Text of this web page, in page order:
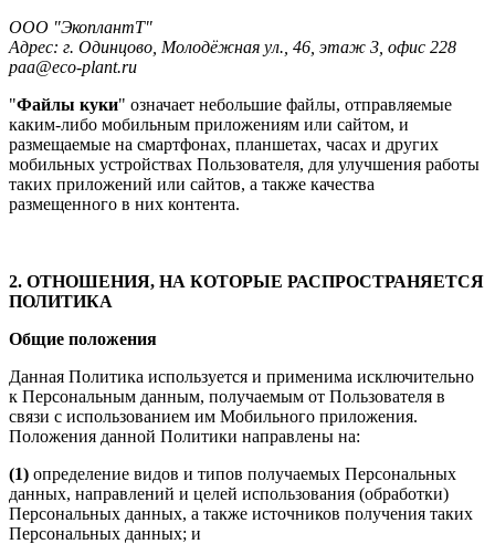
ООО "ЭкоплантТ"
Адрес: г. Одинцово, Молодёжная ул., 46, этаж 3, офис 228
paa@eco-plant.ru
"Файлы куки" означает небольшие файлы, отправляемые
каким-либо мобильным приложениям или сайтом, и
размещаемые на смартфонах, планшетах, часах и других
мобильных устройствах Пользователя, для улучшения работы
таких приложений или сайтов, а также качества
размещенного в них контента.
2. ОТНОШЕНИЯ, НА КОТОРЫЕ РАСПРОСТРАНЯЕТСЯ
ПОЛИТИКА
Общие положения
Данная Политика используется и применима исключительно
к Персональным данным, получаемым от Пользователя в
связи с использованием им Мобильного приложения.
Положения данной Политики направлены на:
(1) определение видов и типов получаемых Персональных
данных, направлений и целей использования (обработки)
Персональных данных, а также источников получения таких
Персональных данных; и